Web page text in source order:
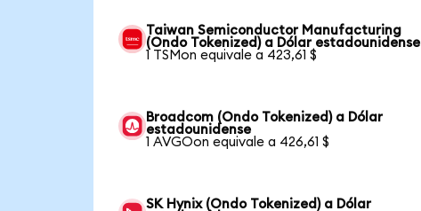
Taiwan Semiconductor Manufacturing
(Ondo Tokenized) a Dólar estadounidense
1 TSMon equivale a 423,61 $
Broadcom (Ondo Tokenized) a Dólar
estadounidense
1 AVGOon equivale a 426,61 $
SK Hynix (Ondo Tokenized) a Dólar